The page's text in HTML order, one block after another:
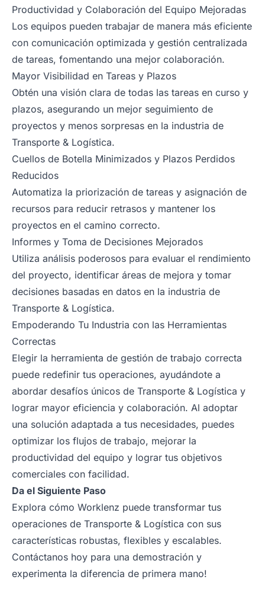
Productividad y Colaboración del Equipo Mejoradas
Los equipos pueden trabajar de manera más eficiente
con comunicación optimizada y gestión centralizada
de tareas, fomentando una mejor colaboración.
Mayor Visibilidad en Tareas y Plazos
Obtén una visión clara de todas las tareas en curso y
plazos, asegurando un mejor seguimiento de
proyectos y menos sorpresas en la industria de
Transporte & Logística.
Cuellos de Botella Minimizados y Plazos Perdidos
Reducidos
Automatiza la priorización de tareas y asignación de
recursos para reducir retrasos y mantener los
proyectos en el camino correcto.
Informes y Toma de Decisiones Mejorados
Utiliza análisis poderosos para evaluar el rendimiento
del proyecto, identificar áreas de mejora y tomar
decisiones basadas en datos en la industria de
Transporte & Logística.
Empoderando Tu Industria con las Herramientas
Correctas
Elegir la herramienta de gestión de trabajo correcta
puede redefinir tus operaciones, ayudándote a
abordar desafíos únicos de Transporte & Logística y
lograr mayor eficiencia y colaboración. Al adoptar
una solución adaptada a tus necesidades, puedes
optimizar los flujos de trabajo, mejorar la
productividad del equipo y lograr tus objetivos
comerciales con facilidad.
Da el Siguiente Paso
Explora cómo Worklenz puede transformar tus
operaciones de Transporte & Logística con sus
características robustas, flexibles y escalables.
Contáctanos hoy para una demostración y
experimenta la diferencia de primera mano!